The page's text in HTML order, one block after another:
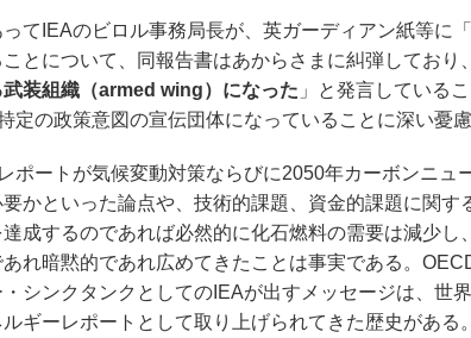
てIEAのビロル事務局長が、英ガーディアン紙等に「
とについて、同報告書はあからさまに糾弾しており
武装組織（armed wing）になった 」と発言している
定の政策意図の宣伝団体になっていることに深い憂慮
ポートが気候変動対策ならびに2050年カーボンニュ
かといった論点や、技術的課題、資金的課題に関
成するのであれば必然的に化石燃料の需要は減少し
れ暗黙的であれ広めてきたことは事実である。
シンクタンクとしてのIEAが出すメッセージは、世
ルギーレポートとして取り上げられてきた歴史があ